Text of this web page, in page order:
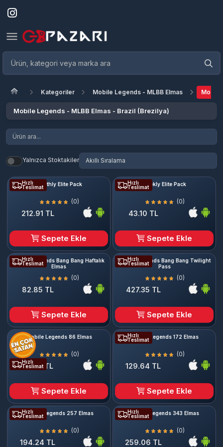
Kategoriler Mobile Legends - MLBB Elmas Mobile
Mobile Legends - MLBB Elmas - Brazil (Brezilya)
Yalnızca Stoktakiler
Hızlı
TeslimatMonthly Elite Pack
(0)
212.91 TL
Sepete Ekle
Hızlı
TeslimatWeekly Elite Pack
(0)
43.10 TL
Sepete Ekle
Hızlı
Teslimat
Mobile Legends Bang Bang Haftalık
Elmas
(0)
82.85 TL
Sepete Ekle
Hızlı
Teslimat
Mobile Legends Bang Bang Twilight
Pass
(0)
427.35 TL
Sepete Ekle
Hızlı
Teslimat
Mobile Legends 86 Elmas
(0)
64.81 TL
Sepete Ekle
Hızlı
Teslimat
Mobile Legends 172 Elmas
(0)
129.64 TL
Sepete Ekle
Hızlı
Teslimat
Mobile Legends 257 Elmas
(0)
194.24 TL
Hızlı
Teslimat
Mobile Legends 343 Elmas
(0)
259.06 TL